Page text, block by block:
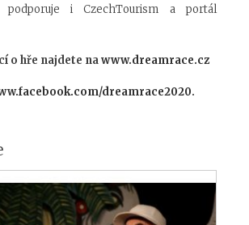
podporuje i CzechTourism a portál
o hře najdete na www.dreamrace.cz
dreamrace2020.